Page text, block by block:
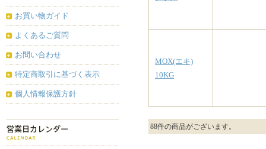
MOX(エキ)
10KG
88件の商品がございます。
お買い物ガイド
よくあるご質問
お問い合わせ
特定商取引に基づく表示
個人情報保護方針